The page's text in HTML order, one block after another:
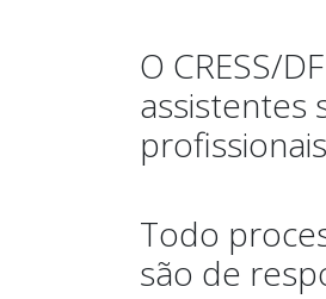
O CRESS/
assistentes
Todo
são de